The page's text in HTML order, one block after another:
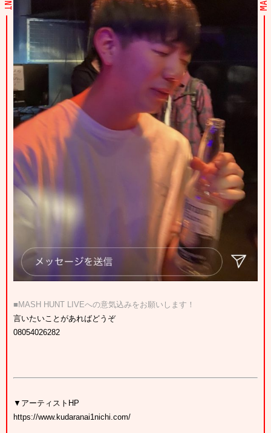
■MASH HUNT LIVEへの意気込みをお願いします ！
言いたいことがあればどうぞ
08054026282
▼アーティストHP
https://www.kudaranai1nichi.com/